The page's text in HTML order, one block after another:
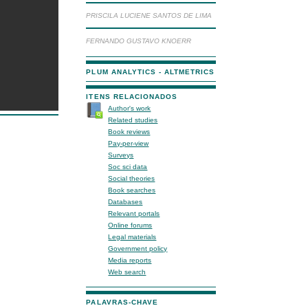
PRISCILA LUCIENE SANTOS DE LIMA
FERNANDO GUSTAVO KNOERR
PLUM ANALYTICS - ALTMETRICS
ITENS RELACIONADOS
Author's work
Related studies
Book reviews
Pay-per-view
Surveys
Soc sci data
Social theories
Book searches
Databases
Relevant portals
Online forums
Legal materials
Government policy
Media reports
Web search
PALAVRAS-CHAVE